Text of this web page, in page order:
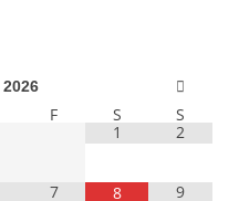
2026
F S
S
1
2
7 8 9